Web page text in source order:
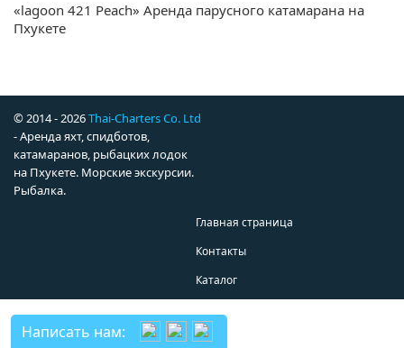
«lagoon 421 Peach» Аренда парусного катамарана на
Пхукете
© 2014 - 2026Thai-Charters Co. Ltd
- Аренда яхт, спидботов,
катамаранов, рыбацких лодок
на Пхукете. Морские экскурсии.
Рыбалка.
Главная страница
Контакты
Каталог
Написать нам: